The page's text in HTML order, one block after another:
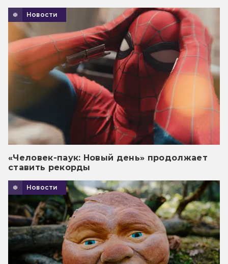
Новости
«Человек-паук: Новый день» продолжает
ставить рекорды
Новости